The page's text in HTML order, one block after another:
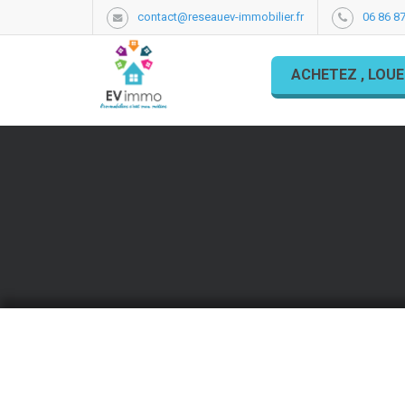
contact@reseauev-immobilier.fr 06 86
ACHETEZ ,